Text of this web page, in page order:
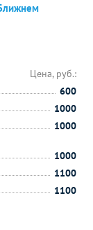
Цена, руб.:
600
1000
1000
1000
1100
1100